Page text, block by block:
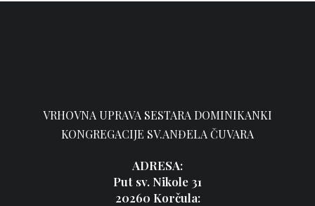
VRHOVNA UPRAVA SESTARA DOMINIKANKI
KONGREGACIJE SV.ANĐELA ČUVARA
ADRESA:
Put sv. Nikole 31
20260 Korčula: